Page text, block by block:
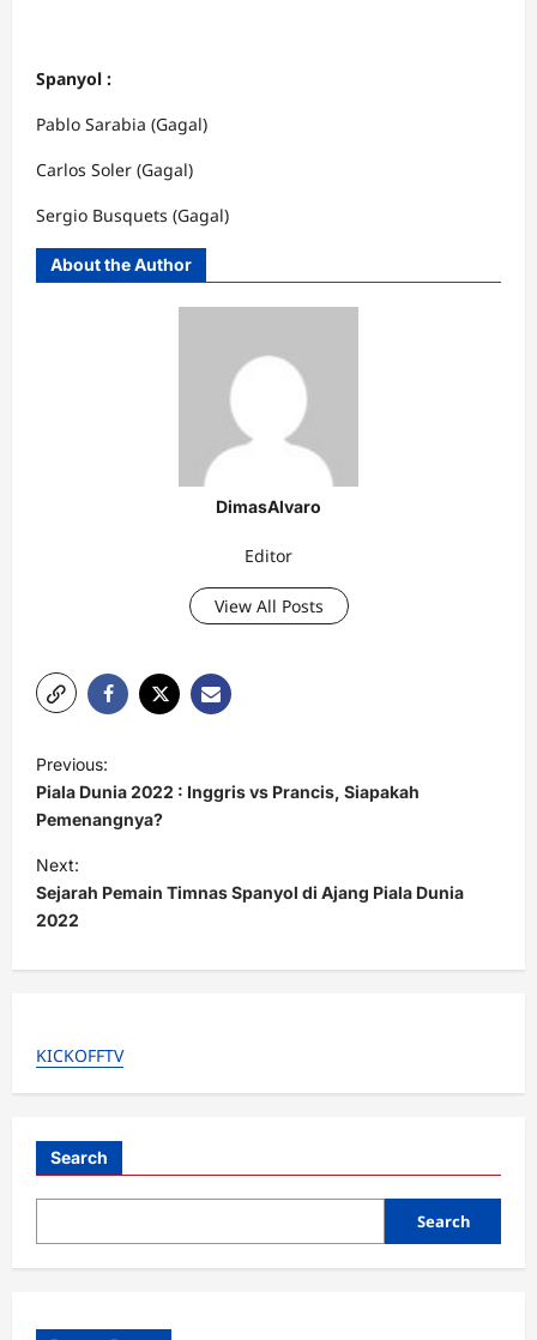
Spanyol :
Pablo Sarabia (Gagal)
Carlos Soler (Gagal)
Sergio Busquets (Gagal)
About the Author
DimasAlvaro
Editor
View All Posts
o
s
t
n
a
v
g
o
Previous:
Piala Dunia 2022 : Inggris vs Prancis, Siapakah
Pemenangnya?
Next:
Sejarah Pemain Timnas Spanyol di Ajang Piala Dunia
2022
KICKOFFTV
Search
Search